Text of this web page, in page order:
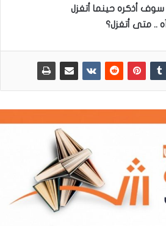
أذكره حينما أتغزل
آه .. متى أتغزل؟